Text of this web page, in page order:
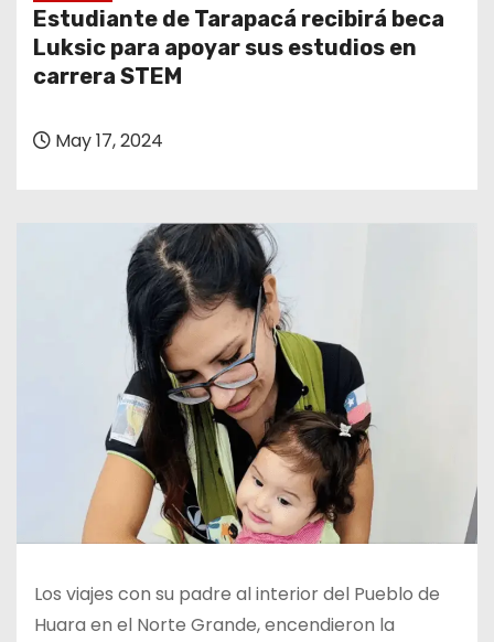
Estudiante de Tarapacá recibirá beca
Luksic para apoyar sus estudios en
carrera STEM
May 17, 2024
Los viajes con su padre al interior del Pueblo de
Huara en el Norte Grande, encendieron la